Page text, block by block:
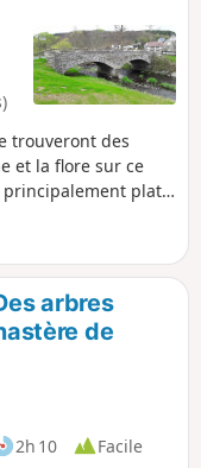
trouveront des
et la flore sur ce
plat.
dans la partie
comme la plus
Avec son
par des grottes de
les randonneurs,
arbres
de
2h 10
Facile